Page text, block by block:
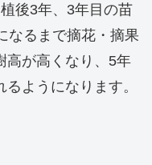
後3年、3年目の苗
なるまで摘花・摘果
高が高くなり、5年
ようになります。